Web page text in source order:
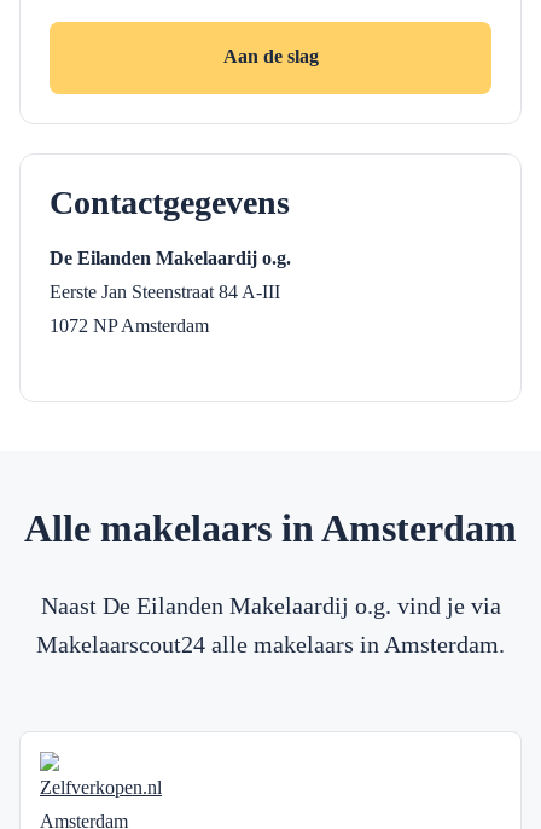
Aan de slag
Contactgegevens
De Eilanden Makelaardij o.g.
Eerste Jan Steenstraat 84 A-III
1072 NP Amsterdam
Alle makelaars in Amsterdam
Naast De Eilanden Makelaardij o.g. vind je via
Makelaarscout24 alle makelaars in Amsterdam.